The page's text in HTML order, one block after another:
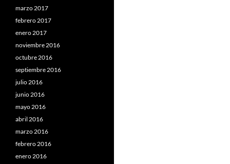
marzo 2017
febrero 2017
enero 2017
noviembre 2016
octubre 2016
septiembre 2016
julio 2016
junio 2016
mayo 2016
abril 2016
marzo 2016
febrero 2016
enero 2016